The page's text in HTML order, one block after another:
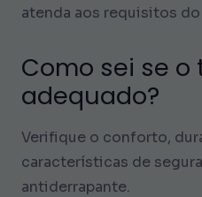
atenda aos requisitos
Como sei se
adequado?
Verifique o conforto,
características de
antiderrapante.